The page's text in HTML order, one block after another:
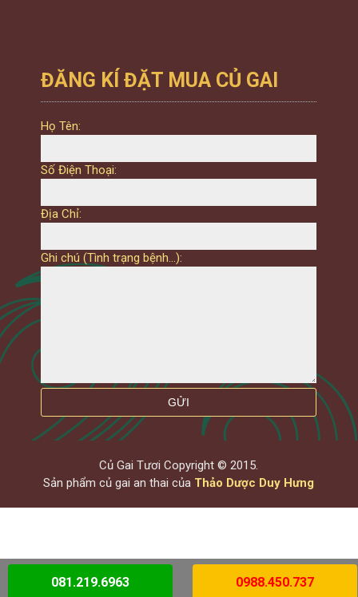
ĐĂNG KÍ ĐẶT MUA CỦ GAI
Họ Tên:
Số Điện Thoại:
Địa Chỉ:
Ghi chú (Tình trạng bệnh...):
Củ Gai Tươi Copyright © 2015.
Sản phẩm củ gai an thai của Thảo Dược Duy Hưng
081.219.6963 0988.450.737